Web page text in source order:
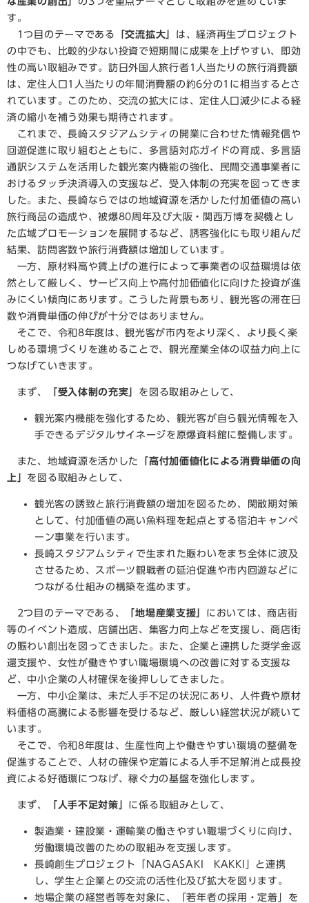
す。
1つ目のテーマである
「交流拡大」 は、経済再生プロジェクト
の中でも、比較的少ない投資で短期間に成果を上げやすい、即効
性の高い取組みです。訪日外国人旅行者1人当たりの旅行消費額
は、定住人口1人当たりの年間消費額の約6分の1に相当するとさ
れています。このため、交流の拡大には、定住人口減少による経
済の縮小を補う効果も期待されます。
これまで、長崎スタジアムシティの開業に合わせた情報発信や
回遊促進に取り組むとともに、多言語対応ガイドの育成、多言語
通訳システムを活用した観光案内機能の強化、民間交通事業者に
おけるタッチ決済導入の支援など、受入体制の充実を図ってきま
した。また、長崎ならではの地域資源を活かした付加価値の高い
旅行商品の造成や、被爆80周年及び大阪・関西万博を契機とし
た広域プロモーションを展開するなど、誘客強化にも取り組んだ
結果、訪問客数や旅行消費額は増加しています。
一方、原材料高や賃上げの進行によって事業者の収益環境は依
然として厳しく、サービス向上や高付加価値化に向けた投資が進
みにくい傾向にあります。こうした背景もあり、観光客の滞在日
数や消費単価の伸びが十分ではありません。
そこで、令和8年度は、観光客が市内をより深く、より長く楽
しめる環境づくりを進めることで、観光産業全体の収益力向上に
つなげていきます。
まず、 「受入体制の充実」 を図る取組みとして、
観光案内機能を強化するため、観光客が自ら観光情報を入
手できるデジタルサイネージを原爆資料館に整備します。
また、地域資源を活かした
「高付加価値化による消費単価の向
上」 を図る取組みとして、
観光客の誘致と旅行消費額の増加を図るため、閑散期対策
として、付加価値の高い魚料理を起点とする宿泊キャンペ
ーン事業を行います。
長崎スタジアムシティで生まれた賑わいをまち全体に波及
させるため、スポーツ観戦者の延泊促進や市内回遊などに
つながる仕組みの構築を進めます。
2つ目のテーマである、 「地場産業支援」 においては、商店街
等のイベント造成、店舗出店、集客力向上などを支援し、商店街
の賑わい創出を図ってきました。また、企業と連携した奨学金返
還支援や、女性が働きやすい職場環境への改善に対する支援な
ど、中小企業の人材確保を後押ししてきました。
一方、中小企業は、未だ人手不足の状況にあり、人件費や原材
料価格の高騰による影響を受けるなど、厳しい経営状況が続いて
います。
そこで、令和8年度は、生産性向上や働きやすい環境の整備を
促進することで、人材の確保や定着による人手不足解消と成長投
資による好循環につなげ、稼ぐ力の基盤を強化します。
まず、 「人手不足対策」 に係る取組みとして、
製造業・建設業・運輸業の働きやすい職場づくりに向け、
労働環境改善のための取組みを支援します。
長崎創生プロジェクト「NAGASAKI KAKKI」と連携
し、学生と企業との交流の活性化及び拡大を図ります。
地場企業の経営者等を対象に、「若年者の採用・定着」を